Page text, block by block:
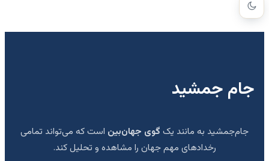
جام جمشید
جام‌جمشید به مانند یک گوی جهان‌بین است که می‌تواند تمامی
رخدادهای مهم جهان را مشاهده و تحلیل کند.